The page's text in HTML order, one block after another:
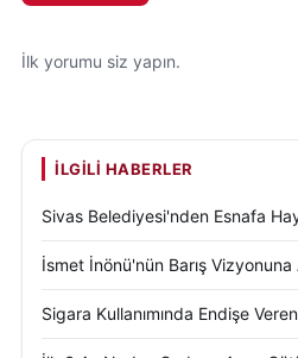
İlk yorumu siz yapın.
İLGILI HABERLER
Sivas Belediyesi'nden Esnafa
İsmet İnönü'nün Barış Vizyonuna
Sigara Kullanımında Endişe